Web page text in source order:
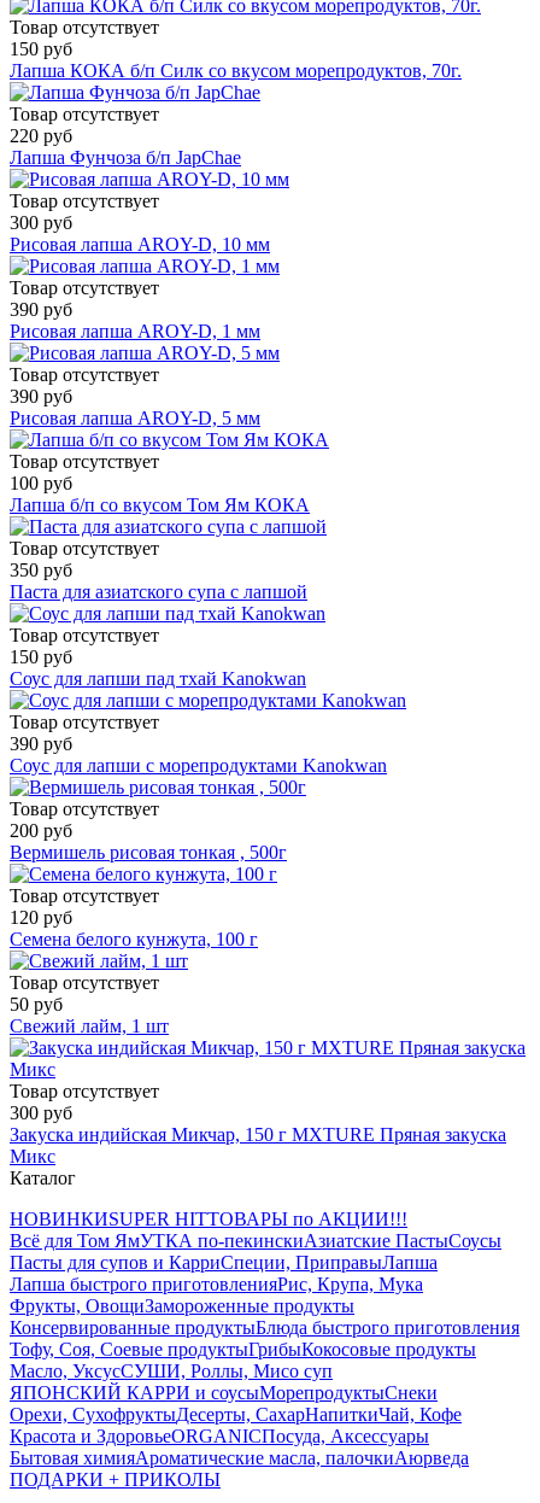
Товар отсутствует
150 руб
Лапша КОКА б/п Силк со вкусом морепродуктов, 70г.
Товар отсутствует
220 руб
Лапша Фунчоза б/п JapChae
Товар отсутствует
300 руб
Рисовая лапша AROY-D, 10 мм
Товар отсутствует
390 руб
Рисовая лапша AROY-D, 1 мм
Товар отсутствует
390 руб
Рисовая лапша AROY-D, 5 мм
Товар отсутствует
100 руб
Лапша б/п со вкусом Том Ям КОКА
Товар отсутствует
350 руб
Паста для азиатского супа с лапшой
Товар отсутствует
150 руб
Соус для лапши пад тхай Kanokwan
Товар отсутствует
390 руб
Соус для лапши с морепродуктами Kanokwan
Товар отсутствует
200 руб
Вермишель рисовая тонкая , 500г
Товар отсутствует
120 руб
Семена белого кунжута, 100 г
Товар отсутствует
50 руб
Свежий лайм, 1 шт
Товар отсутствует
300 руб
Закуска индийская Микчар, 150 г MXTURE Пряная закуска
Микс
Каталог
НОВИНКИSUPER HITТОВАРЫ по АКЦИИ!!!
Всё для Том ЯмУТКА по-пекинскиАзиатские ПастыСоусы
Пасты для супов и КарриСпеции, ПриправыЛапша
Лапша быстрого приготовленияРис, Крупа, Мука
Фрукты, ОвощиЗамороженные продукты
Консервированные продуктыБлюда быстрого приготовления
Тофу, Соя, Соевые продуктыГрибыКокосовые продукты
Масло, УксусСУШИ, Роллы, Мисо суп
ЯПОНСКИЙ КАРРИ и соусыМорепродуктыСнеки
Орехи, СухофруктыДесерты, СахарНапиткиЧай, Кофе
Красота и ЗдоровьеORGANICПосуда, Аксессуары
Бытовая химияАроматические масла, палочкиАюрведа
ПОДАРКИ + ПРИКОЛЫ